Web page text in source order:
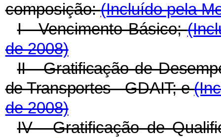
composição:(Incluído pela
I - Vencimento Básico;
de 2008)
II - Gratificação de
de Transportes - GDAIT; e
de 2008)
IV - Gratificação de